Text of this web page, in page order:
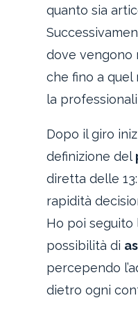
quanto sia
dove vengono
che fino a
la
Dopo il giro
definizione del
diretta delle
rapidità
Ho poi seguito
possibilità di
percependo
dietro ogni